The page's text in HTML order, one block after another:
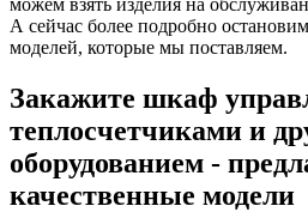
А сейчас более подробно
моделей, которые мы поставляем.
Закажите шкаф
теплосчетчиками и
оборудованием -
качественные модели